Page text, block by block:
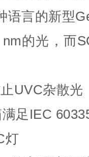
语言的新型
的光，而
UVC杂散光
足IEC
灯